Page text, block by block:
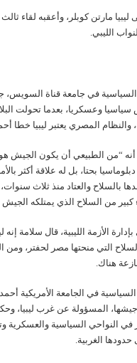
مارتن كوبلر، وأعقبه لقاء
الليبي.
السياسية في جامعة قناة السويس،
سياسيا وعسكريا، بعدما تحولت
والنظام المصري يعتبر ليبيا خطا
أنه “من الطبيعي أن يكون الجيش
دبلوماسيا بحتا، بل له علاقة أكثر
بالسلاح والعتاد منذ ثلاث
كبير من السلاح الذي يمتلكه
الأزمة الليبية، قال سلامة
التي منحتها مصر لحفتر، ومن
هناك.
في الجامعة الأمريكية
المسؤولة عن غرب ليبيا،
السياسية والعسكرية
الغربية.